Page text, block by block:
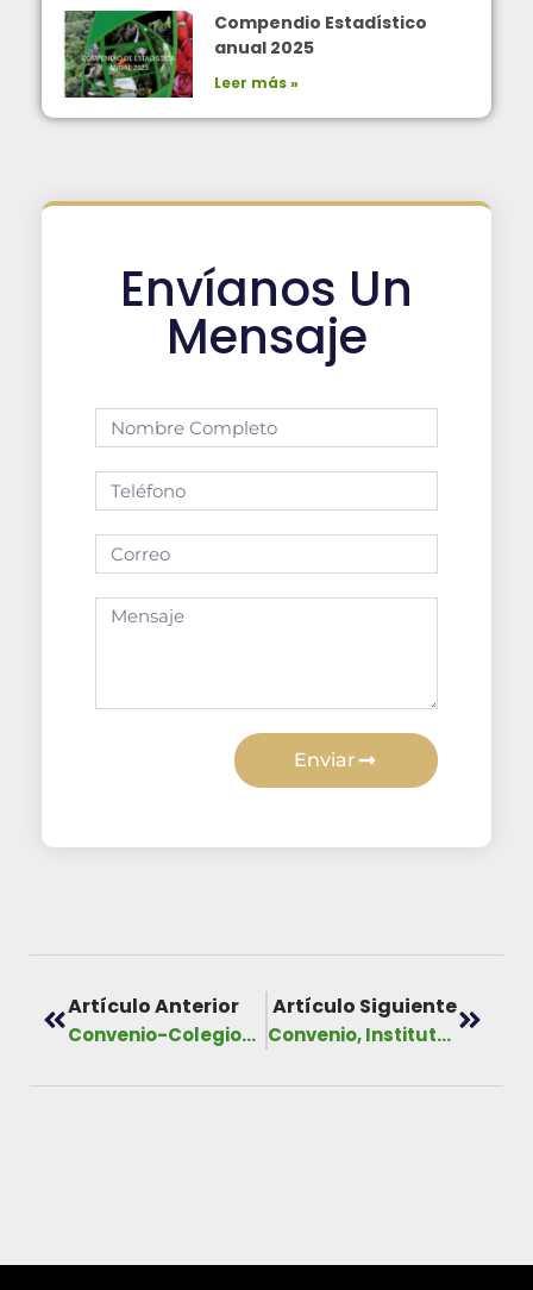
Compendio Estadístico
anual 2025
Leer más »
Envíanos Un
Mensaje
Enviar
Artículo Anterior
Convenio-Colegio Nacional de Abogados de Panamá, 2021-2026
Artículo Siguiente
Convenio, Instituto de Estudio e Investigación Jurídica, 2021-2026